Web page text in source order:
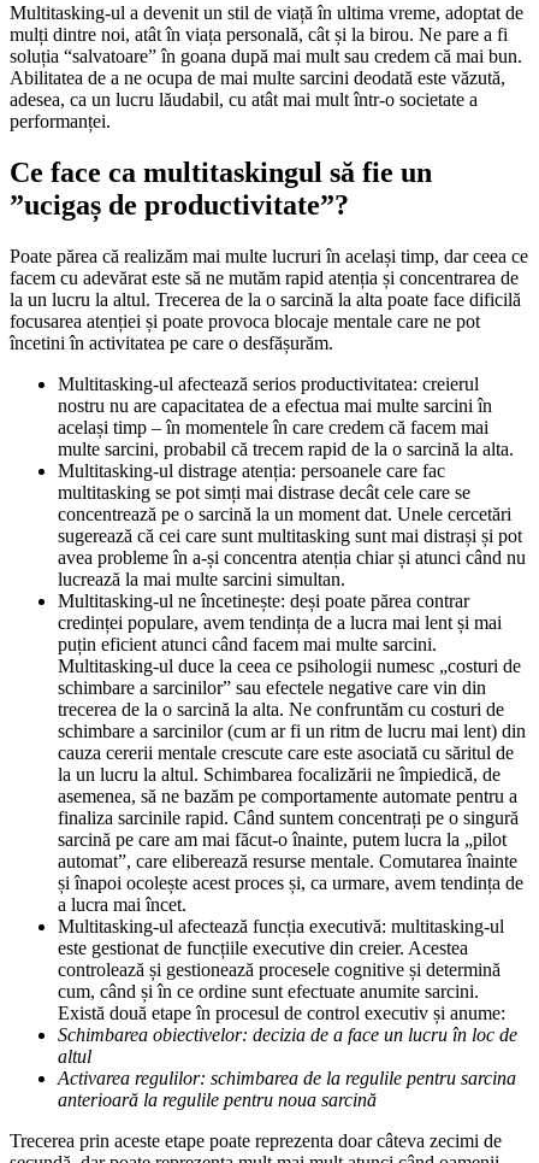
Multitasking-ul a devenit un stil de viață în ultima vreme, adoptat de
mulți dintre noi, atât în viața personală, cât și la birou. Ne pare a fi
soluția “salvatoare” în goana după mai mult sau credem că mai bun.
Abilitatea de a ne ocupa de mai multe sarcini deodată este văzută,
adesea, ca un lucru lăudabil, cu atât mai mult într-o societate a
performanței.
Ce face ca multitaskingul să fie un
”ucigaș de productivitate”?
Poate părea că realizăm mai multe lucruri în același timp, dar ceea ce
facem cu adevărat este să ne mutăm rapid atenția și concentrarea de
la un lucru la altul. Trecerea de la o sarcină la alta poate face dificilă
focusarea atenției și poate provoca blocaje mentale care ne pot
încetini în activitatea pe care o desfășurăm.
Multitasking-ul afectează serios productivitatea: creierul
nostru nu are capacitatea de a efectua mai multe sarcini în
același timp – în momentele în care credem că facem mai
multe sarcini, probabil că trecem rapid de la o sarcină la alta.
Multitasking-ul distrage atenția: persoanele care fac
multitasking se pot simți mai distrase decât cele care se
concentrează pe o sarcină la un moment dat. Unele cercetări
sugerează că cei care sunt multitasking sunt mai distrași și pot
avea probleme în a-și concentra atenția chiar și atunci când nu
lucrează la mai multe sarcini simultan.
Multitasking-ul ne încetinește: deși poate părea contrar
credinței populare, avem tendința de a lucra mai lent și mai
puțin eficient atunci când facem mai multe sarcini.
Multitasking-ul duce la ceea ce psihologii numesc „costuri de
schimbare a sarcinilor” sau efectele negative care vin din
trecerea de la o sarcină la alta. Ne confruntăm cu costuri de
schimbare a sarcinilor (cum ar fi un ritm de lucru mai lent) din
cauza cererii mentale crescute care este asociată cu săritul de
la un lucru la altul. Schimbarea focalizării ne împiedică, de
asemenea, să ne bazăm pe comportamente automate pentru a
finaliza sarcinile rapid. Când suntem concentrați pe o singură
sarcină pe care am mai făcut-o înainte, putem lucra la „pilot
automat”, care eliberează resurse mentale. Comutarea înainte
și înapoi ocolește acest proces și, ca urmare, avem tendința de
a lucra mai încet.
Multitasking-ul afectează funcția executivă: multitasking-ul
este gestionat de funcțiile executive din creier. Acestea
controlează și gestionează procesele cognitive și determină
cum, când și în ce ordine sunt efectuate anumite sarcini.
Există două etape în procesul de control executiv și anume:
Schimbarea obiectivelor: decizia de a face un lucru în loc de
altul
Activarea regulilor: schimbarea de la regulile pentru sarcina
anterioară la regulile pentru noua sarcină
Trecerea prin aceste etape poate reprezenta doar câteva zecimi de